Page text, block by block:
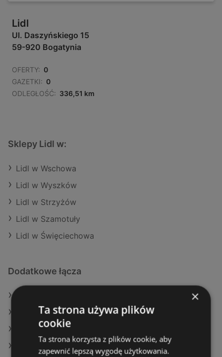
Lidl
Ul. Daszyńskiego 15
59-920 Bogatynia
OFERTY: 0
GAZETKI: 0
ODLEGŁOŚĆ: 336,51 km
Sklepy Lidl w:
Lidl w Wschowa
Lidl w Wyszków
Lidl w Strzyżów
Lidl w Szamotuły
Lidl w Święciechowa
Dodatkowe łącza
Oferty Aldi
Oferty Netto
Aktualne gazetki Selgros
×
Ta strona używa plików
cookie
Ta strona korzysta z plików cookie, aby
zapewnić lepszą wygodę użytkowania.